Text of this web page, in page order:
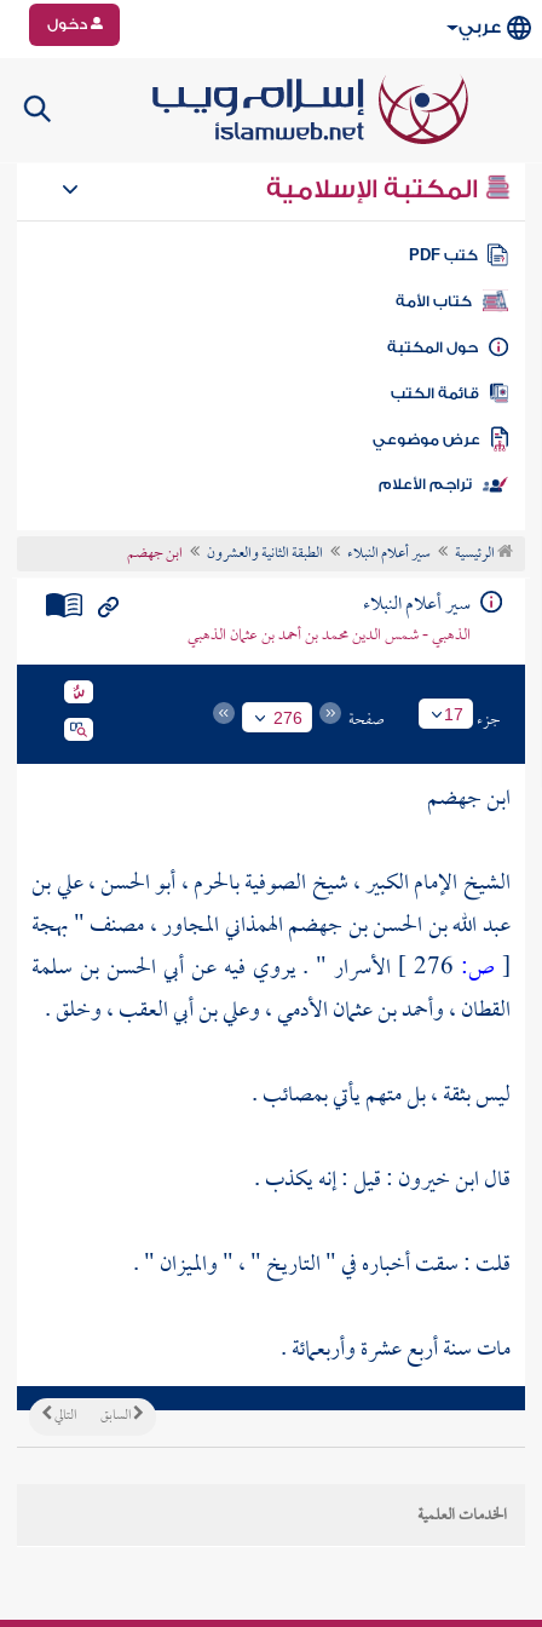
عربي دخول
المكتبة الإسلامية
كتب PDF
كتاب الأمة
المكتبة
الكتب
موضوعي
تراجم الأعلام
الرئيسية سير أعلام النبلاء الطبقة الثانية والعشرون ابن جهضم
سير أعلام النبلاء
الذهبي - شمس الدين محمد بن أحمد بن عثمان الذهبي
جزء 17 صفحة 276
ابن جهضم
الشيخ الإمام الكبير ، شيخالصوفيةبالحرم ،أبو الحسن،علي بن
عبد الله بن الحسن بن جهضم الهمذانيالمجاور ، مصنف " بهجة
[ص: الأسرار " . يروي فيه عنأبي الحسن بن سلمة
القطان،وأحمد بن عثمان الأدمي،وعلي بن أبي العقب، وخلق .
ليس بثقة ، بل متهم يأتي بمصائب .
قالابن خيرون: قيل : إنه يكذب .
قلت : سقت أخباره في " التاريخ " ، " والميزان " .
مات سنة أربع عشرة وأربعمائة .
التالي السابق
الخدمات العلمية